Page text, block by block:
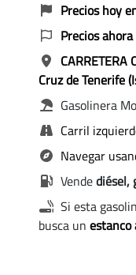
Precios hoy
Precios
CARRETERA
Cruz de Tenerife
Gasolinera
Carril
Navegar
Vendediésel,
Si esta
busca un estanco